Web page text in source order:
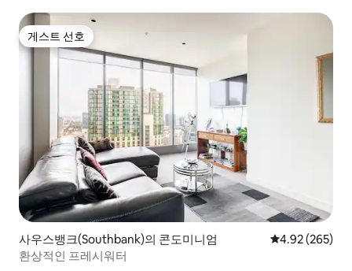
게스트 선호
게스트 선호
사우스뱅크(Southbank)의 콘도미니엄 평점 4.92점(5
4.92 (265)
환상적인 프레시워터